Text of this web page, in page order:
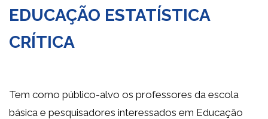
EDUCAÇÃO ESTATÍSTICA
CRÍTICA
Tem como público-alvo os professores da escola
básica e pesquisadores interessados em Educação